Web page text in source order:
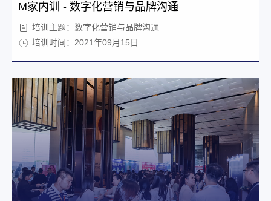
M家内训 - 数字化营销与品牌沟通
培训主题：数字化营销与品牌沟通
培训时间：2021年09月15日